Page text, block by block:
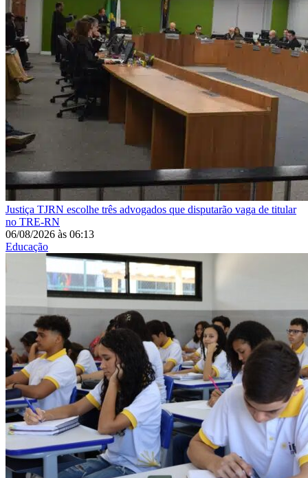
Justiça TJRN escolhe três advogados que disputarão vaga de titular
no TRE-RN
06/08/2026 às 06:13
Educação